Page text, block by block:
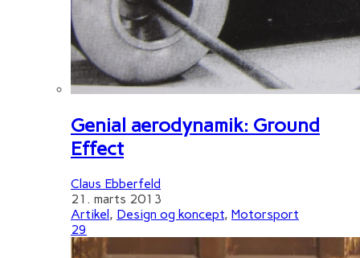
Genial aerodynamik: Ground
Effect
Claus Ebberfeld
21. marts 2013
Artikel, Design og koncept, Motorsport
29